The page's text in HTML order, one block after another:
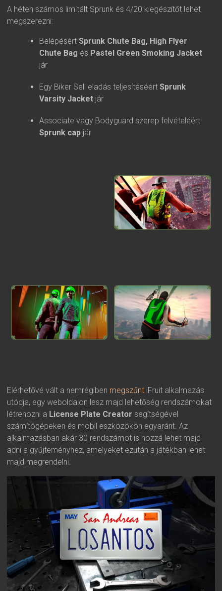
A héten számos limitált Sprunk és 4/20 kiegészítőt lehet
megszerezni:
Belépésért Sprunk Chute Bag, High Flyer
Chute Bag és Pastel Green Smoking Jacket
jár
Egy Biker Sell eladás teljesítéséért Sprunk
Varsity Jacket jár
Associate vagy Bodyguard szerep felvételéért
Sprunk cap jár
Elérhetővé vált a nemrégiben megszűnt iFruit alkalmazás
utódja, egy weboldalon lesz majd lehetőség rendszámokat
létrehozni a License Plate Creator segítségével
számítógépeken és mobil eszközökön egyaránt. Az
alkalmazásban akár 30 rendszámot is hozzá lehet majd
adni a gyűjteményhez, amelyeket ezután a játékban lehet
majd megrendelni.